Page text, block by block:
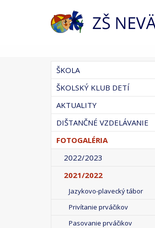
ŠKOLA
ŠKOLSKÝ KLUB DETÍ
AKTUALITY
DIŠTANČNÉ VZDELÁVANIE
FOTOGALÉRIA
2022/2023
2021/2022
Jazykovo-plavecký tábor
Privítanie prváčikov
Pasovanie prváčikov